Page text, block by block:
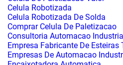
Celula Robotizada De Solda
Comprar Celula De Paletizacao
Consultoria Automacao Industrial
Empresa Fabricante De Esteiras
Empresas De Automacao
Encaixotadora Automatica